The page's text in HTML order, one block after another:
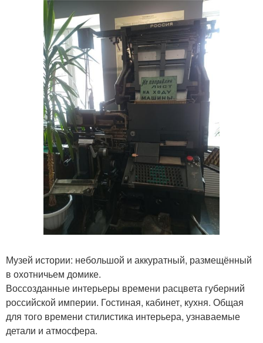
Музей истории: небольшой и аккуратный, размещённый
в охотничьем домике.
Воссозданные интерьеры времени расцвета губерний
российской империи. Гостиная, кабинет, кухня. Общая
для того времени стилистика интерьера, узнаваемые
детали и атмосфера.